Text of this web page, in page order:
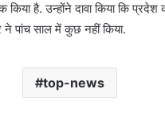
है. उन्होंने दावा किया कि
पांच साल में कुछ नहीं किया.
top-news